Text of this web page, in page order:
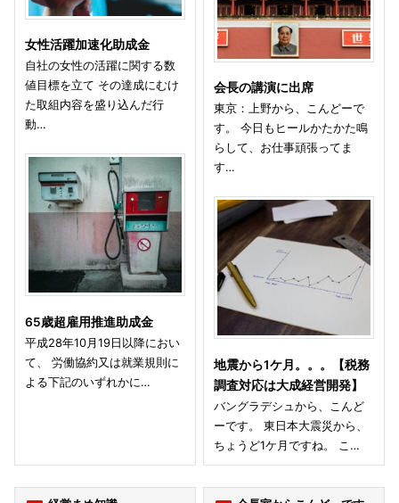
女性活躍加速化助成金
自社の女性の活躍に関する数
値目標を立て その達成にむけ
た取組内容を盛り込んだ行
動…
65歳超雇用推進助成金
平成28年10月19日以降におい
て、 労働協約又は就業規則に
よる下記のいずれかに…
会長の講演に出席
東京：上野から、こんどーで
す。 今日もヒールかたかた鳴
らして、お仕事頑張ってま
す…
地震から1ケ月。。。【税務
調査対応は大成経営開発】
バングラデシュから、こんど
ーです。 東日本大震災から、
ちょうど1ケ月ですね。 こ…